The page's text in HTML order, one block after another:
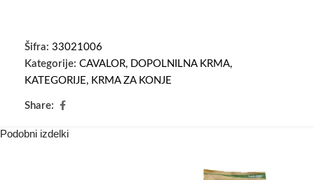
Šifra: 33021006
Kategorije: CAVALOR, DOPOLNILNA KRMA,
KATEGORIJE, KRMA ZA KONJE
Share:
Podobni izdelki